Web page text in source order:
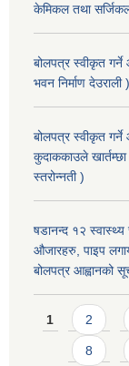
केमिकल तथा
बोलपत्र स्वीकृत
भवन निर्माण देउराली )
बोलपत्र स्वीकृत
कुदाककाउले
स्तरोन्नती )
षडानन्द १२ स्वास्थ्य
औजारहरु, पाइप
बोलपत्र आह्वानको
Pages
1 2
8